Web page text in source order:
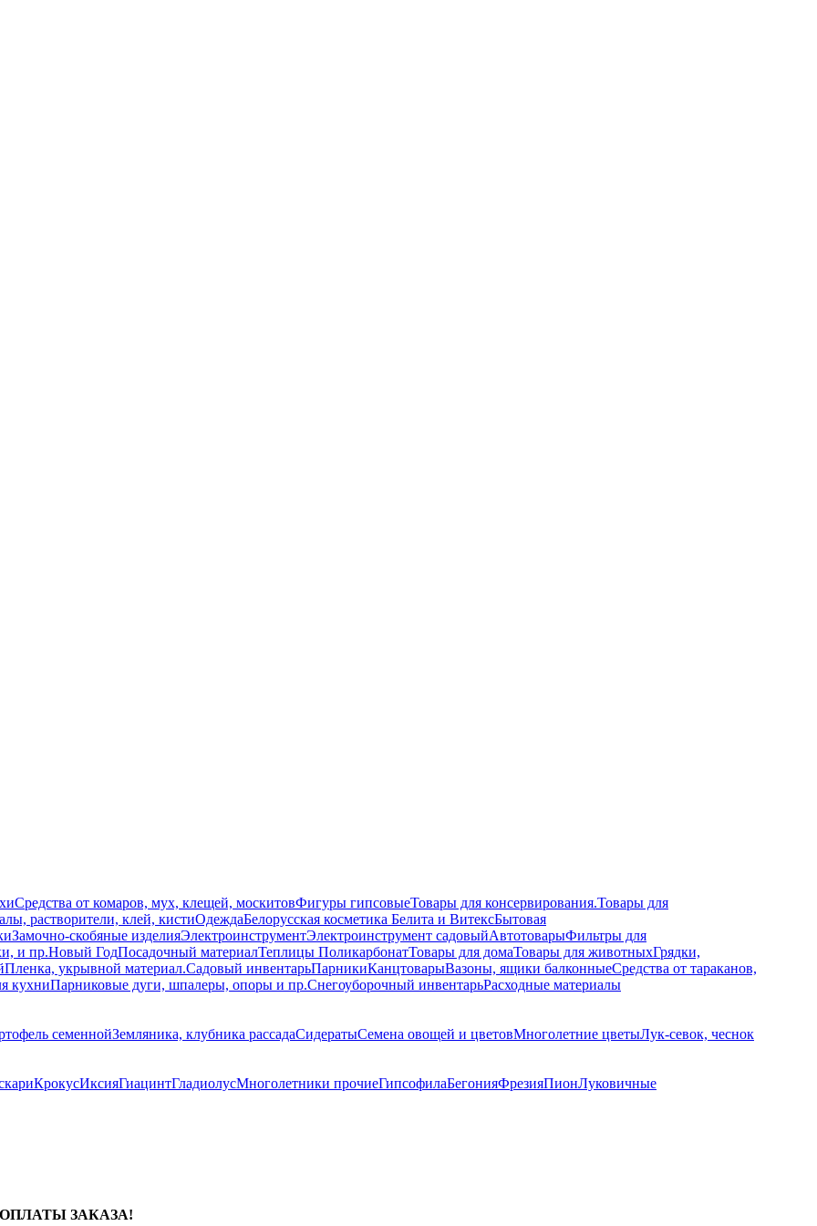
Средства от комаров, мух, клещей, москитовФигуры гипсовыеТовары для консервирования.Товары для
растворители, клей, кистиОдеждаБелорусская косметика Белита и ВитексБытовая
Замочно-скобяные изделияЭлектроинструментЭлектроинструмент садовыйАвтотоварыФильтры для
и пр.Новый ГодПосадочный материалТеплицы ПоликарбонатТовары для домаТовары для животныхГрядки,
Пленка, укрывной материал.Садовый инвентарьПарникиКанцтоварыВазоны, ящики балконныеСредства от тараканов,
кухниПарниковые дуги, шпалеры, опоры и пр.Снегоуборочный инвентарьРасходные материалы
семеннойЗемляника, клубника рассадаСидератыСемена овощей и цветовМноголетние цветыЛук-севок, чеснок
КрокусИксияГиацинтГладиолусМноголетники прочиеГипсофилаБегонияФрезияПионЛуковичные
ОПЛАТЫ ЗАКАЗА!